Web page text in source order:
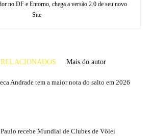
no DF e Entorno, chega a versão 2.0 de seu novo
Site
Mais do autor
Andrade tem a maior nota do salto em 2026
Paulo recebe Mundial de Clubes de Vôlei